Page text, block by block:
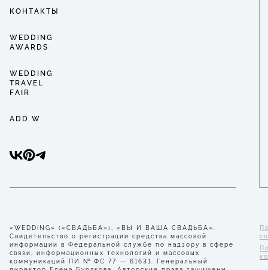
КОНТАКТЫ
WEDDING
AWARDS
WEDDING
TRAVEL
FAIR
ADD W
«WEDDING» («СВАДЬБА»), «ВЫ И ВАША СВАДЬБА».
Свидетельство о регистрации средства массовой
информации в Федеральной службе по надзору в сфере
связи, информационных технологий и массовых
коммуникаций ПИ № ФС 77 — 61631. Генеральный